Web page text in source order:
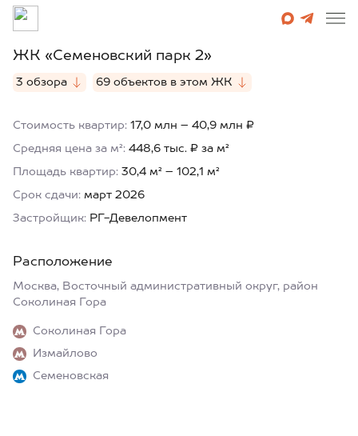
ЖК «Семеновский парк 2»
3 обзора 69 объектов в этом ЖК
Стоимость квартир: 17,0 млн – 40,9 млн ₽
Средняя цена за м²: 448,6 тыс. ₽ за м²
Площадь квартир: 30,4 м² – 102,1 м²
Срок сдачи: март 2026
Застройщик: РГ-Девелопмент
Расположение
Москва, Восточный административный округ, район
Соколиная Гора
Соколиная Гора
Измайлово
Семеновская